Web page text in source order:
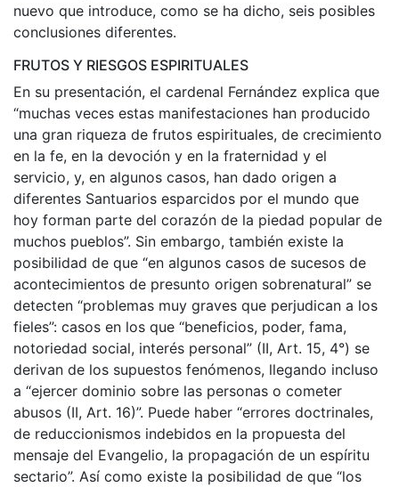
nuevo que introduce, como se ha dicho, seis posibles
conclusiones diferentes.
FRUTOS Y RIESGOS ESPIRITUALES
En su presentación, el cardenal Fernández explica que
“muchas veces estas manifestaciones han producido
una gran riqueza de frutos espirituales, de crecimiento
en la fe, en la devoción y en la fraternidad y el
servicio, y, en algunos casos, han dado origen a
diferentes Santuarios esparcidos por el mundo que
hoy forman parte del corazón de la piedad popular de
muchos pueblos”. Sin embargo, también existe la
posibilidad de que “en algunos casos de sucesos de
acontecimientos de presunto origen sobrenatural” se
detecten “problemas muy graves que perjudican a los
fieles”: casos en los que “beneficios, poder, fama,
notoriedad social, interés personal” (II, Art. 15, 4°) se
derivan de los supuestos fenómenos, llegando incluso
a “ejercer dominio sobre las personas o cometer
abusos (II, Art. 16)”. Puede haber “errores doctrinales,
de reduccionismos indebidos en la propuesta del
mensaje del Evangelio, la propagación de un espíritu
sectario”. Así como existe la posibilidad de que “los